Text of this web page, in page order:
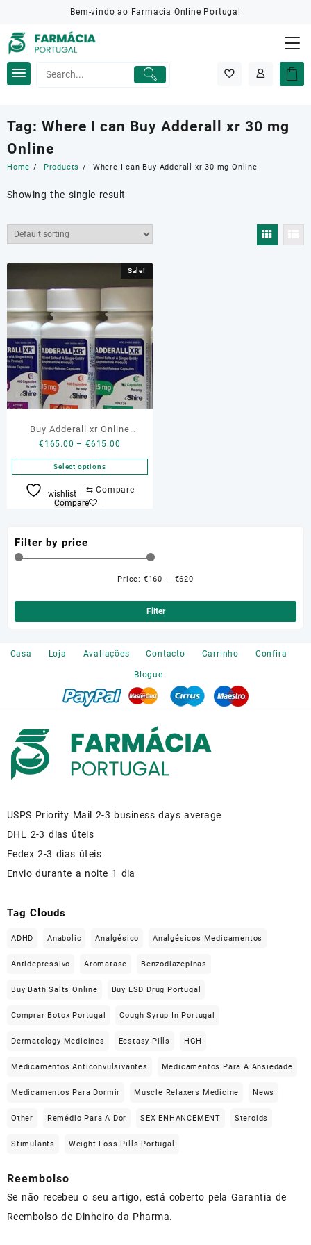
content
Bem-vindo ao Farmacia Online Portugal
Tag: Where I can Buy Adderall xr 30 mg
Online
Home Products Where I can Buy Adderall xr 30 mg Online
Showing the single result
Sale!
Buy Adderall xr Online
Portugal
€165.00 – €615.00
range:
€165.00
through
Select options
This
product
variants.
The
be
wishlist ⇆ Compare
Compare
Filter by price
Filter
Price: €160 — €620
Casa Loja Avaliações Contacto Carrinho Confira
Blogue
USPS Priority Mail 2-3 business days average
DHL 2-3 dias úteis
Fedex 2-3 dias úteis
Envio durante a noite 1 dia
Tag Clouds
ADHD Anabolic Analgésico Analgésicos Medicamentos
Antidepressivo Aromatase Benzodiazepinas
Buy Bath Salts Online Buy LSD Drug Portugal
Comprar Botox Portugal Cough Syrup In Portugal
Dermatology Medicines Ecstasy Pills HGH
Medicamentos Anticonvulsivantes Medicamentos Para A Ansiedade
Medicamentos Para Dormir Muscle Relaxers Medicine News
Other Remédio Para A Dor SEX ENHANCEMENT Steroids
Stimulants Weight Loss Pills Portugal
Reembolso
Se não recebeu o seu artigo, está coberto pela Garantia de
Reembolso de Dinheiro da Pharma.